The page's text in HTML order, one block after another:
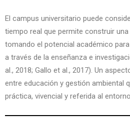
El campus universitario puede
tiempo real que permite construir
tomando el potencial académico
a través de la enseñanza e
al., 2018; Gallo et al., 2017). Un
entre educación y gestión ambiental
práctica, vivencial y referida al